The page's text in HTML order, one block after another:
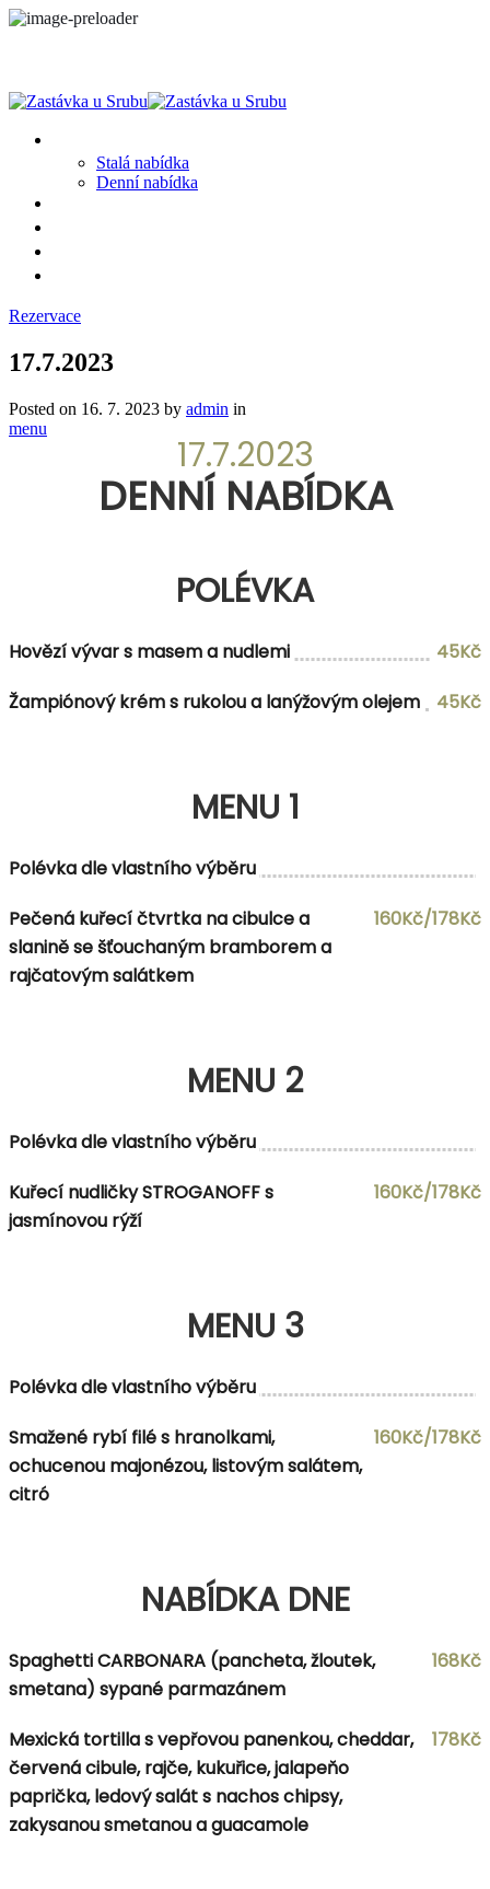
Stalá nabídka
Denní nabídka
Rezervace
17.7.2023
Posted on 16. 7. 2023 by admin in
menu
17.7.2023
DENNÍ NABÍDKA
POLÉVKA
Hovězí vývar s masem a nudlemi
45Kč
Žampiónový krém s rukolou a lanýžovým olejem
45Kč
MENU 1
Polévka dle vlastního výběru
Pečená kuřecí čtvrtka na cibulce a
slanině se šťouchaným bramborem a
rajčatovým salátkem
160Kč/178Kč
MENU 2
Polévka dle vlastního výběru
Kuřecí nudličky STROGANOFF s
jasmínovou rýží
160Kč/178Kč
MENU 3
Polévka dle vlastního výběru
Smažené rybí filé s hranolkami,
ochucenou majonézou, listovým salátem,
citró
160Kč/178Kč
NABÍDKA DNE
Spaghetti CARBONARA (pancheta, žloutek,
smetana) sypané parmazánem
168Kč
Mexická tortilla s vepřovou panenkou, cheddar,
červená cibule, rajče, kukuřice, jalapeňo
paprička, ledový salát s nachos chipsy,
zakysanou smetanou a guacamole
178Kč